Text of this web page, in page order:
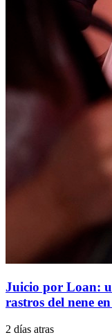
Juicio por Loan:
rastros del nene
2 días atras